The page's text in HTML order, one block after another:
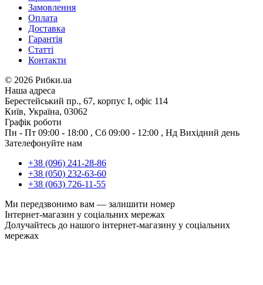
Замовлення
Оплата
Доставка
Гарантія
Статті
Контакти
© 2026 Рибки.ua
Наша адреса
Берестейський пр., 67, корпус І, офіс 114
Київ, Україна, 03062
Графік роботи
Пн - Пт 09:00 - 18:00 , Сб 09:00 - 12:00 , Нд Вихідний день
Зателефонуйте нам
+38 (096) 241-28-86
+38 (050) 232-63-60
+38 (063) 726-11-55
Ми передзвонимо вам — залишити номер
Інтернет-магазин у соціальних мережах
Долучайтесь до нашого інтернет-магазину у соціальних
мережах